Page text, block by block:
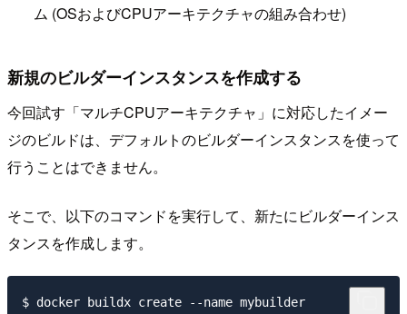
ム (OSおよびCPUアーキテクチャの組み合わせ)
新規のビルダーインスタンスを作成する
今回試す「マルチCPUアーキテクチャ」に対応したイメー
ジのビルドは、デフォルトのビルダーインスタンスを使って
行うことはできません。
そこで、以下のコマンドを実行して、新たにビルダーインス
タンスを作成します。
$ docker buildx create --name mybuilder